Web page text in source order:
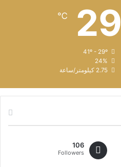
29
℃
24%
2.75 كيلومتر/ساعة
106
Followers